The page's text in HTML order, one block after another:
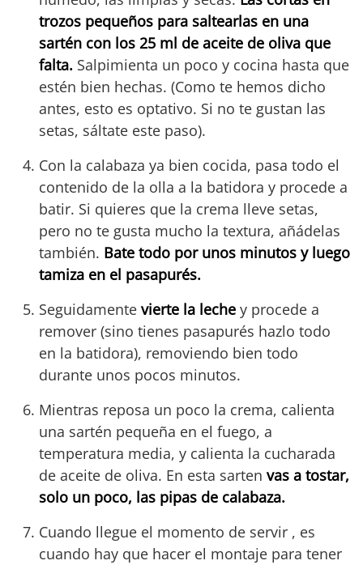
trozos pequeños para saltearlas en una
sartén con los 25 ml de aceite de oliva que
falta. Salpimienta un poco y cocina hasta que
estén bien hechas. (Como te hemos dicho
antes, esto es optativo. Si no te gustan las
setas, sáltate este paso).
Con la calabaza ya bien cocida, pasa todo el
contenido de la olla a la batidora y procede a
batir. Si quieres que la crema lleve setas,
pero no te gusta mucho la textura, añádelas
también. Bate todo por unos minutos y luego
tamiza en el pasapurés.
Seguidamente vierte la leche y procede a
remover (sino tienes pasapurés hazlo todo
en la batidora), removiendo bien todo
durante unos pocos minutos.
Mientras reposa un poco la crema, calienta
una sartén pequeña en el fuego, a
temperatura media, y calienta la cucharada
de aceite de oliva. En esta sarten vas a tostar,
solo un poco, las pipas de calabaza.
Cuando llegue el momento de servir , es
cuando hay que hacer el montaje para tener